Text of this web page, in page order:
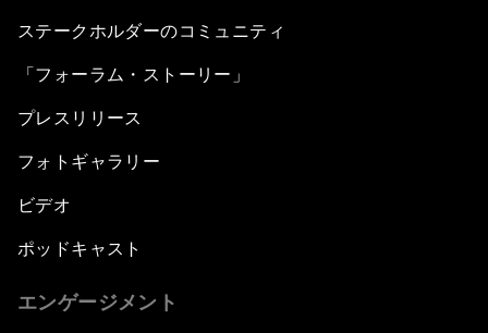
ステークホルダーのコミュニティ
「フォーラム・ストーリー」
プレスリリース
フォトギャラリー
ビデオ
ポッドキャスト
エンゲージメント